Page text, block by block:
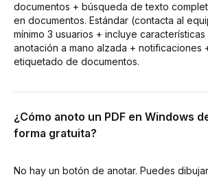
documentos + búsqueda de texto
en documentos. Estándar (contacta al
mínimo 3 usuarios + incluye características
anotación a mano alzada + notificaciones
etiquetado de documentos.
¿Cómo anoto un PDF en Windows
forma gratuita?
No hay un botón de anotar. Puedes